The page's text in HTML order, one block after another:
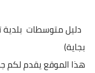
دليل متوسطات بلدية
بجاية)
هذا الموقع يقدم